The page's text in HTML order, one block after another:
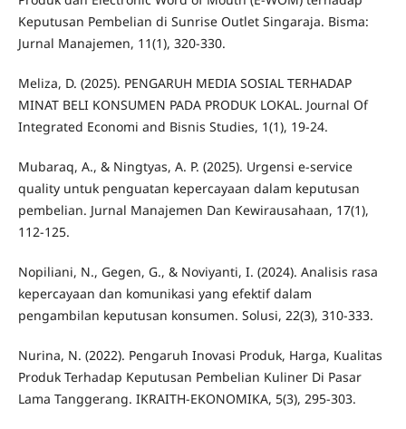
Keputusan Pembelian di Sunrise Outlet Singaraja. Bisma:
Jurnal Manajemen, 11(1), 320-330.
Meliza, D. (2025). PENGARUH MEDIA SOSIAL TERHADAP
MINAT BELI KONSUMEN PADA PRODUK LOKAL. Journal Of
Integrated Economi and Bisnis Studies, 1(1), 19-24.
Mubaraq, A., & Ningtyas, A. P. (2025). Urgensi e-service
quality untuk penguatan kepercayaan dalam keputusan
pembelian. Jurnal Manajemen Dan Kewirausahaan, 17(1),
112-125.
Nopiliani, N., Gegen, G., & Noviyanti, I. (2024). Analisis rasa
kepercayaan dan komunikasi yang efektif dalam
pengambilan keputusan konsumen. Solusi, 22(3), 310-333.
Nurina, N. (2022). Pengaruh Inovasi Produk, Harga, Kualitas
Produk Terhadap Keputusan Pembelian Kuliner Di Pasar
Lama Tanggerang. IKRAITH-EKONOMIKA, 5(3), 295-303.